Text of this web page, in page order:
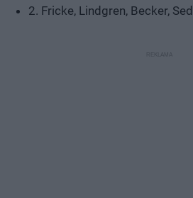
2. Fricke, Lindgren, Becker,